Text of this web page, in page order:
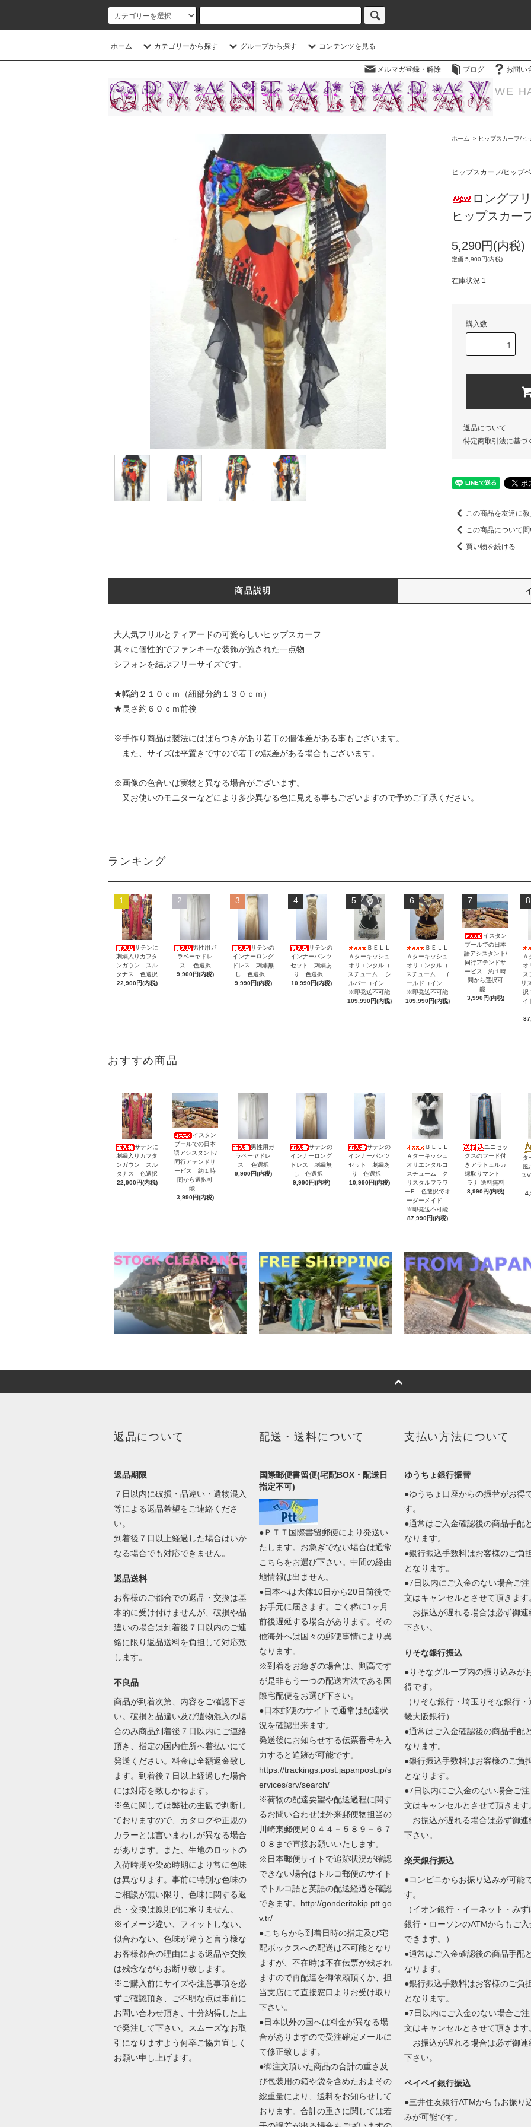
ホーム カテゴリーから探す グループから探す コンテンツを見る
メルマガ登録・解除 ブログ お問い
WE
ホーム > ヒップスカーフ/ヒ
ヒップスカーフ/ヒップ
ロングフ
ヒップスカ
5,290円(内税)
定価 5,900円(内税)
在庫状況 1
購入数
返品について
特定商取引法に基づ
この商品を友達に
この商品について
買い物を続ける
商品説明
大人気フリルとティアードの可愛らしいヒップスカーフ
其々に個性的でファンキーな装飾が施された一点物
シフォンを結ぶフリーサイズです。
★幅約２１０ｃｍ（紐部分約１３０ｃｍ）
★長さ約６０ｃｍ前後
※手作り商品は製法にはばらつきがあり若干の個体差がある事もございます。
また、サイズは平置きですので若干の誤差がある場合もございます。
※画像の色合いは実物と異なる場合がございます。
又お使いのモニターなどにより多少異なる色に見える事もございますので予めご了承ください。
ランキング
1
サテンに
刺繍入りカフタ
ンガウン スル
タナス 色選択
22,900円(内税)
2
男性用ガ
ラベーヤドレ
ス 色選択
9,900円(内税)
3
サテンの
インナーロング
ドレス 刺繍無
し 色選択
9,990円(内税)
4
サテンの
インナーパンツ
セット 刺繍あ
り 色選択
10,990円(内税)
5
ＢＥＬＬ
Ａターキッシュ
オリエンタルコ
スチューム シ
ルバーコイン
※即発送不可能
109,990円(内税)
6
ＢＥＬＬ
Ａターキッシュ
オリエンタルコ
スチューム ゴ
ールドコイン
※即発送不可能
109,990円(内税)
7
イスタン
ブールでの日本
語アシスタント/
同行アテンドサ
ービス 約１時
間から選択可
能
3,990円(内税)
8
Ａ
オ
ス
リ
択
おすすめ商品
サテンに
刺繍入りカフタ
ンガウン スル
タナス 色選択
22,900円(内税)
イスタン
ブールでの日本
語アシスタント/
同行アテンドサ
ービス 約１時
間から選択可
能
3,990円(内税)
男性用ガ
ラベーヤドレ
ス 色選択
9,900円(内税)
サテンの
インナーロング
ドレス 刺繍無
し 色選択
9,990円(内税)
サテンの
インナーパンツ
セット 刺繍あ
り 色選択
10,990円(内税)
ＢＥＬＬ
Ａターキッシュ
オリエンタルコ
スチューム ク
リスタルフラワ
ーE 色選択でオ
ーダーメイド
※即発送不可能
87,990円(内税)
ユニセッ
クスのフード付
きアラトュルカ
縁取りマント
ラナ 送料無料
8,990円(内税)
タ
風
ス
返品について
返品期限
７日以内に破損・品違い・遺物混入
等による返品希望をご連絡くださ
い。
到着後７日以上経過した場合はいか
なる場合でも対応できません。
返品送料
お客様のご都合での返品・交換は基
本的に受け付けませんが、破損や品
違いの場合は到着後７日以内のご連
絡に限り返品送料を負担して対応致
します。
不良品
商品が到着次第、内容をご確認下さ
い。破損と品違い及び遺物混入の場
合のみ商品到着後７日以内にご連絡
頂き、指定の国内住所へ着払いにて
発送ください。料金は全額返金致し
ます。到着後７日以上経過した場合
には対応を致しかねます。
※色に関しては弊社の主観で判断し
ておりますので、カタログや正規の
カラーとは言いまわしが異なる場合
があります。また、生地のロットの
入荷時期や染め時期により常に色味
は異なります。事前に特別な色味の
ご相談が無い限り、色味に関する返
品・交換は原則的に承りません。
※イメージ違い、フィットしない、
似合わない、色味が違うと言う様な
お客様都合の理由による返品や交換
は残念ながらお断り致します。
※ご購入前にサイズや注意事項を必
ずご確認頂き、ご不明な点は事前に
お問い合わせ頂き、十分納得した上
で発注して下さい。スムーズなお取
引になりますよう何卒ご協力宜しく
お願い申し上げます。
配送・送料について
国際郵便書留便(宅配BOX・配送日
指定不可)
●ＰＴＴ国際書留郵便により発送い
たします。お急ぎでない場合は通常
こちらをお選び下さい。中間の経由
地情報は出ません。
●日本へは大体10日から20日前後で
お手元に届きます。ごく稀に1ヶ月
前後遅延する場合があります。その
他海外へは国々の郵便事情により異
なります。
※到着をお急ぎの場合は、割高です
が是非もう一つの配送方法である国
際宅配便をお選び下さい。
●日本郵便のサイトで通常は配達状
況を確認出来ます。
発送後にお知らせする伝票番号を入
力すると追跡が可能です。
https://trackings.post.japanpost.jp/s
ervices/srv/search/
※荷物の配達要望や配送過程に関す
るお問い合わせは外来郵便物担当の
川崎東郵便局０４４－５８９－６７
０８まで直接お願いいたします。
※日本郵便サイトで追跡状況が確認
できない場合はトルコ郵便のサイト
でトルコ語と英語の配送経過を確認
できます。http://gonderitakip.ptt.go
v.tr/
●こちらから到着日時の指定及び宅
配ボックスへの配送は不可能となり
ますが、不在時は不在伝票が残され
ますので再配達を御依頼頂くか、担
当支店にて直接窓口よりお受け取り
下さい。
●日本以外の国へは料金が異なる場
合がありますので受注確定メールに
て修正致します。
●御注文頂いた商品の合計の重さ及
び包装用の箱や袋を含めたおよその
総重量により、送料をお知らせして
おります。合計の重さに関しては若
支払い方法について
ゆうちょ銀行振替
●ゆうちょ口座からの振替がお得
す。
●通常はご入金確認後の商品手配
なります。
●銀行振込手数料はお客様のご負
となります。
●7日以内にご入金のない場合ご注
文はキャンセルとさせて頂きます
お振込が遅れる場合は必ず御連
下さい。
りそな銀行振込
●りそなグループ内の振り込みが
得です。
（りそな銀行・埼玉りそな銀行・
畿大阪銀行）
●通常はご入金確認後の商品手配
なります。
●銀行振込手数料はお客様のご負
となります。
●7日以内にご入金のない場合ご注
文はキャンセルとさせて頂きます
お振込が遅れる場合は必ず御連
下さい。
楽天銀行振込
●コンビニからお振り込みが可能
す。
（イオン銀行・イーネット・みず
銀行・ローソンのATMからもご入
できます。）
●通常はご入金確認後の商品手配
なります。
●銀行振込手数料はお客様のご負
となります。
●7日以内にご入金のない場合ご注
文はキャンセルとさせて頂きます
お振込が遅れる場合は必ず御連
下さい。
ペイペイ銀行振込
●三井住友銀行ATMからもお振り
みが可能です。